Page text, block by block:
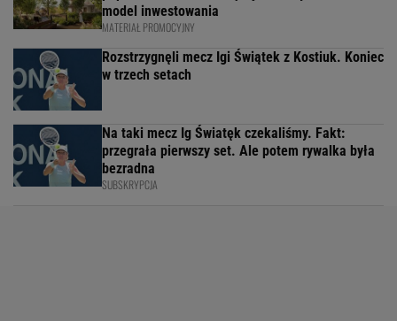
model inwestowania
MATERIAŁ PROMOCYJNY
Rozstrzygnęli mecz Igi Świątek z Kostiuk. Koniec
w trzech setach
Na taki mecz Ig Światęk czekaliśmy. Fakt:
przegrała pierwszy set. Ale potem rywalka była
bezradna
SUBSKRYPCJA